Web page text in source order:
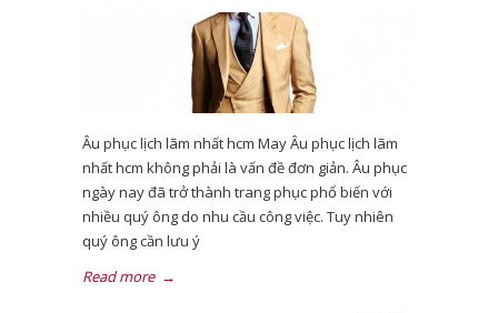
Âu phục lịch lãm nhất hcm May Âu phục lịch lãm
nhất hcm không phải là vấn đề đơn giản. Âu phục
ngày nay đã trở thành trang phục phổ biến với
nhiều quý ông do nhu cầu công việc. Tuy nhiên
quý ông cần lưu ý
Read more →